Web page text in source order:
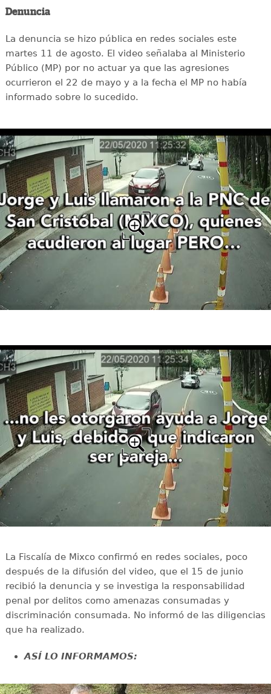
Denuncia
La denuncia se hizo pública en redes sociales este
martes 11 de agosto. El video señalaba al Ministerio
Público (MP) por no actuar ya que las agresiones
ocurrieron el 22 de mayo y a la fecha el MP no había
informado sobre lo sucedido.
La Fiscalía de Mixco confirmó en redes sociales, poco
después de la difusión del video, que el 15 de junio
recibió la denuncia y se investiga la responsabilidad
penal por delitos como amenazas consumadas y
discriminación consumada. No informó de las diligencias
que ha realizado.
ASÍ LO INFORMAMOS: